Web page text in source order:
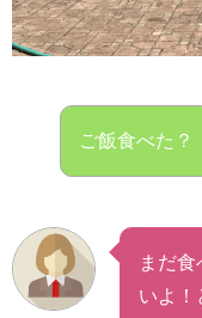
ご飯食べた？
まだ食
いよ！